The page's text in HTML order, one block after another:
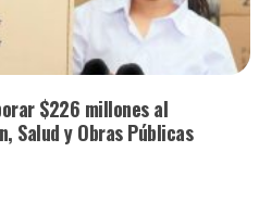
$226 millones al
Salud y Obras Públicas